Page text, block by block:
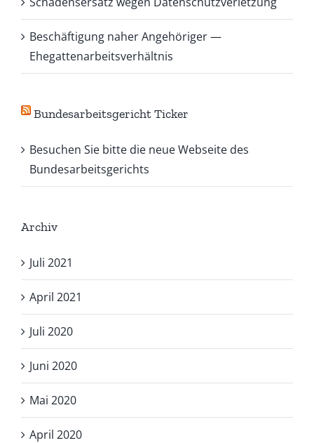
Beschäftigung naher Angehöriger —
Ehegattenarbeitsverhältnis
Bundesarbeitsgericht Ticker
Besuchen Sie bitte die neue Webseite des
Bundesarbeitsgerichts
Archiv
Juli 2021
April 2021
Juli 2020
Juni 2020
Mai 2020
April 2020